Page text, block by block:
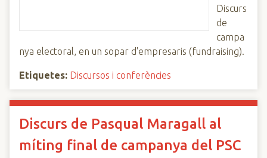
Discurs
de
campa
nya electoral, en un sopar d'empresaris (fundraising).
Etiquetes: Discursos i conferències
Discurs de Pasqual Maragall al
míting final de campanya del PSC